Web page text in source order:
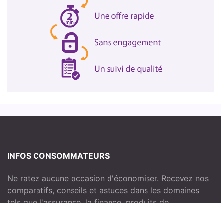
INFOS CONSOMMATEURS
Ne ratez aucune occasion d'économiser. Recevez nos
comparatifs, conseils et astuces dans les domaines